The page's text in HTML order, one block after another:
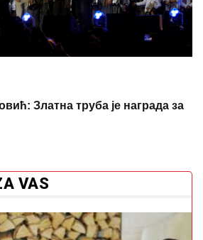
Златна труба је награда за
VAS